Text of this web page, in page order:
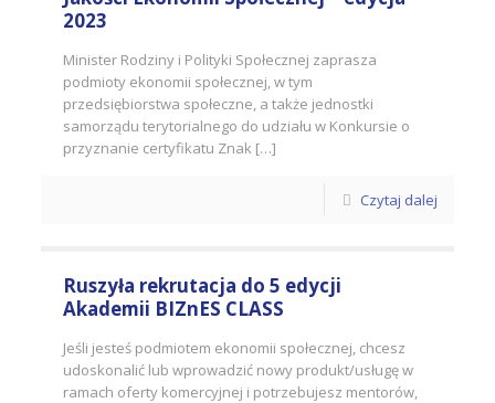
2023
Minister Rodziny i Polityki Społecznej zaprasza
podmioty ekonomii społecznej, w tym
przedsiębiorstwa społeczne, a także jednostki
samorządu terytorialnego do udziału w Konkursie o
przyznanie certyfikatu Znak […]
Czytaj dalej
Ruszyła rekrutacja do 5 edycji
Akademii BIZnES CLASS
Jeśli jesteś podmiotem ekonomii społecznej, chcesz
udoskonalić lub wprowadzić nowy produkt/usługę w
ramach oferty komercyjnej i potrzebujesz mentorów,